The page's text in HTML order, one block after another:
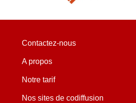
Contactez-nous
A propos
Notre tarif
Nos sites de codiffusion